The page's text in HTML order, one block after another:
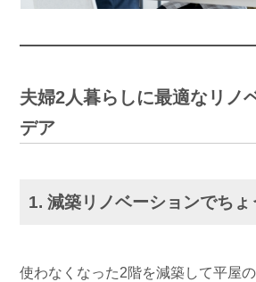
夫婦2人暮らしに最適なリノ
デア
1. 減築リノベーションでち
使わなくなった2階を減築して平屋